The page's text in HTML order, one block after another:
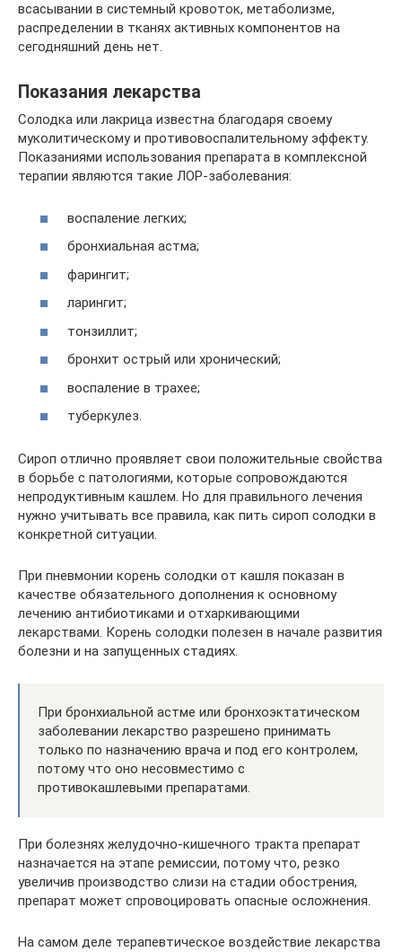
всасывании в системный кровоток, метаболизме,
распределении в тканях активных компонентов на
сегодняшний день нет.
Показания лекарства
Солодка или лакрица известна благодаря своему
муколитическому и противовоспалительному эффекту.
Показаниями использования препарата в комплексной
терапии являются такие ЛОР-заболевания:
воспаление легких;
бронхиальная астма;
фарингит;
ларингит;
тонзиллит;
бронхит острый или хронический;
воспаление в трахее;
туберкулез.
Сироп отлично проявляет свои положительные свойства
в борьбе с патологиями, которые сопровождаются
непродуктивным кашлем. Но для правильного лечения
нужно учитывать все правила, как пить сироп солодки в
конкретной ситуации.
При пневмонии корень солодки от кашля показан в
качестве обязательного дополнения к основному
лечению антибиотиками и отхаркивающими
лекарствами. Корень солодки полезен в начале развития
болезни и на запущенных стадиях.
При бронхиальной астме или бронхоэктатическом
заболевании лекарство разрешено принимать
только по назначению врача и под его контролем,
потому что оно несовместимо с
противокашлевыми препаратами.
При болезнях желудочно-кишечного тракта препарат
назначается на этапе ремиссии, потому что, резко
увеличив производство слизи на стадии обострения,
препарат может спровоцировать опасные осложнения.
На самом деле терапевтическое воздействие лекарства